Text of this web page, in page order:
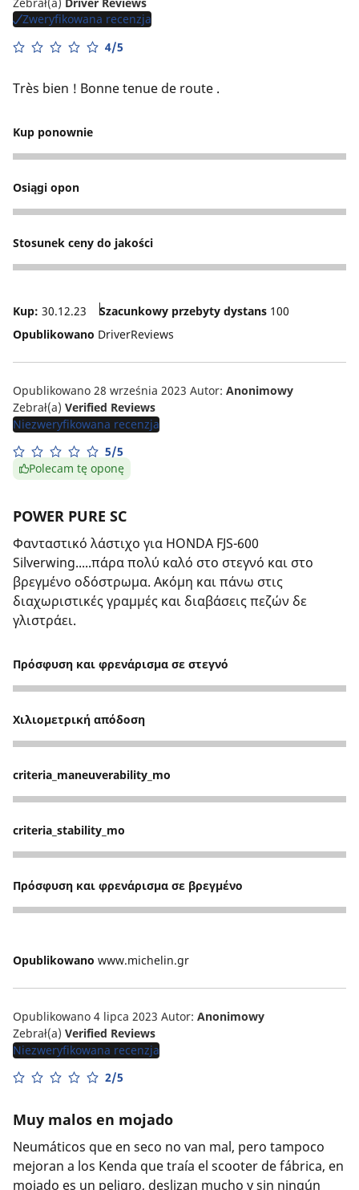
Zweryfikowana recenzja
4/5
Très bien ! Bonne tenue de route .
Kup ponownie
4
Osiągi opon
5
Stosunek ceny do jakości
5
Kup: 30.12.23 Szacunkowy przebyty dystans 100
Opublikowano DriverReviews
Opublikowano 28 września 2023 Autor: Anonimowy
Zebrał(a) Verified Reviews
Niezweryfikowana recenzja
5/5
Polecam tę oponę
POWER PURE SC
Φανταστικό λάστιχο για HONDA FJS-600
Silverwing.....πάρα πολύ καλό στο στεγνό και στο
βρεγμένο οδόστρωμα. Ακόμη και πάνω στις
διαχωριστικές γραμμές και διαβάσεις πεζών δε
γλιστράει.
Πρόσφυση και φρενάρισμα σε στεγνό
5
Χιλιομετρική απόδοση
5
criteria_maneuverability_mo
5
criteria_stability_mo
5
Πρόσφυση και φρενάρισμα σε βρεγμένο
5
Opublikowano www.michelin.gr
Opublikowano 4 lipca 2023 Autor: Anonimowy
Zebrał(a) Verified Reviews
Niezweryfikowana recenzja
2/5
Muy malos en mojado
Neumáticos que en seco no van mal, pero tampoco
mejoran a los Kenda que traía el scooter de fábrica, en
mojado es un peligro, deslizan mucho y sin ningún